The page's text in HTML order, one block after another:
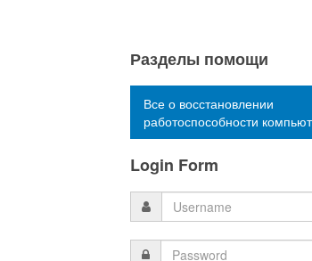
Разделы помощи
Все о восстановлении
работоспособности
Login Form